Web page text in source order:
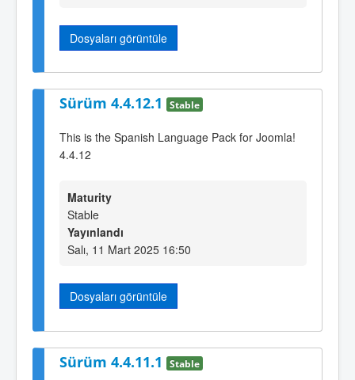
Dosyaları görüntüle
Sürüm 4.4.12.1 Stable
This is the Spanish Language Pack for Joomla!
4.4.12
Maturity
Stable
Yayınlandı
Salı, 11 Mart 2025 16:50
Dosyaları görüntüle
Sürüm 4.4.11.1 Stable